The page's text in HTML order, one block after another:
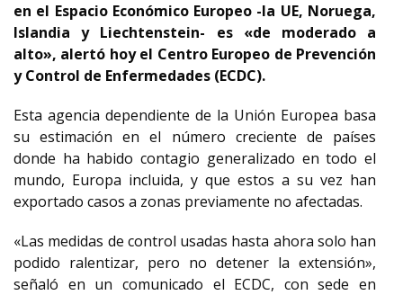
en el Espacio Económico Europeo -la UE, Noruega,
Islandia y Liechtenstein- es «de moderado a
alto», alertó hoy el Centro Europeo de Prevención
y Control de Enfermedades (ECDC).
Esta agencia dependiente de la Unión Europea basa
su estimación en el número creciente de países
donde ha habido contagio generalizado en todo el
mundo, Europa incluida, y que estos a su vez han
exportado casos a zonas previamente no afectadas.
«Las medidas de control usadas hasta ahora solo han
podido ralentizar, pero no detener la extensión»,
señaló en un comunicado el ECDC, con sede en